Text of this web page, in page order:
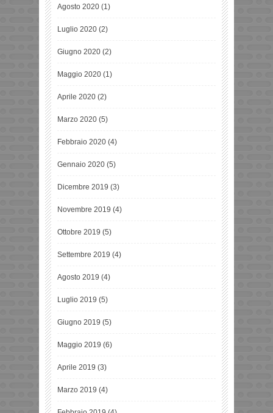
Agosto 2020 (1)
Luglio 2020 (2)
Giugno 2020 (2)
Maggio 2020 (1)
Aprile 2020 (2)
Marzo 2020 (5)
Febbraio 2020 (4)
Gennaio 2020 (5)
Dicembre 2019 (3)
Novembre 2019 (4)
Ottobre 2019 (5)
Settembre 2019 (4)
Agosto 2019 (4)
Luglio 2019 (5)
Giugno 2019 (5)
Maggio 2019 (6)
Aprile 2019 (3)
Marzo 2019 (4)